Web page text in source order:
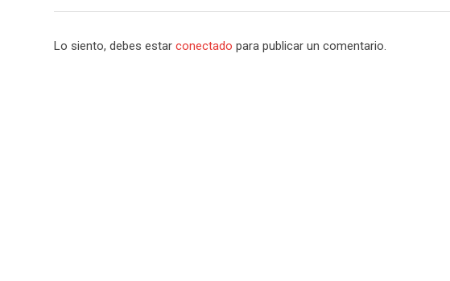
Lo siento, debes estar conectado para publicar un comentario.